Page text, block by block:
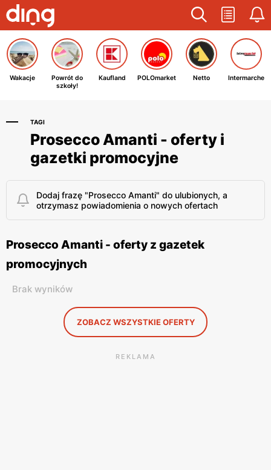
Wakacje
Powrót do
szkoły!
Kaufland POLOmarket Netto Intermarche
TAGI
Prosecco Amanti - oferty i
gazetki promocyjne
Dodaj frazę "Prosecco Amanti" do ulubionych, a
otrzymasz powiadomienia o nowych ofertach
Prosecco Amanti - oferty z gazetek
promocyjnych
Brak wyników
ZOBACZ WSZYSTKIE OFERTY
REKLAMA